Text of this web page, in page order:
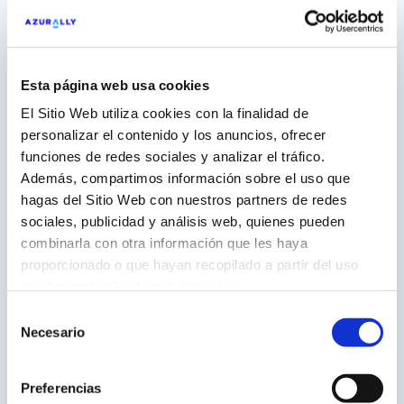
Esta página web usa cookies
El Sitio Web utiliza cookies con la finalidad de
personalizar el contenido y los anuncios, ofrecer
funciones de redes sociales y analizar el tráfico.
Además, compartimos información sobre el uso que
hagas del Sitio Web con nuestros partners de redes
sociales, publicidad y análisis web, quienes pueden
combinarla con otra información que les haya
proporcionado o que hayan recopilado a partir del uso
Necesario
Preferencias
Artículos relacionados
12 años construyendo una relación de
Americas (NH Hoteles)